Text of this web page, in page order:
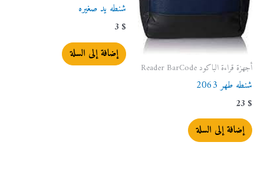
أجهزة قراءة الباكود Reader BarCode
شنطه طهر 2063
23 $
إضافة إلى السلة
شنطه يد صغيره
3 $
إضافة إلى السلة